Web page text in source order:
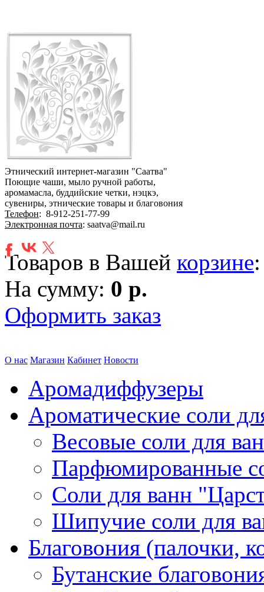
Этнический интернет-магазин "Саатва"
Поющие чаши, мыло ручной работы,
аромамасла, буддийские четки, нэцкэ,
сувениры, этнические товары и благовония
Телефон: 8-912-251-77-99
Электронная почта: saatva@mail.ru
Товаров в Вашей корзине
На сумму: 0 р.
Оформить заказ
О нас Магазин Кабинет Новости
Аромадиффузеры
Ароматические соли
Весовые соли для
Парфюмированные
Соли для ванн
Шипучие соли для
Благовония (палочки,
Бутанские